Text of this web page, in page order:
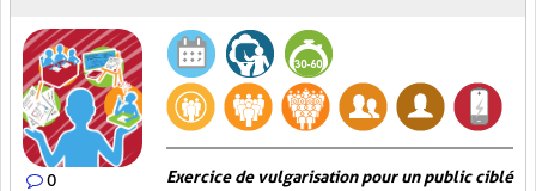
0 Exercice de vulgarisation pour un public ciblé